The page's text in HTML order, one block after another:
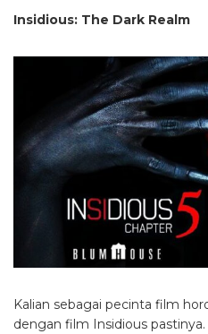
Insidious: The Dark Realm
Kalian sebagai pecinta film
dengan film Insidious